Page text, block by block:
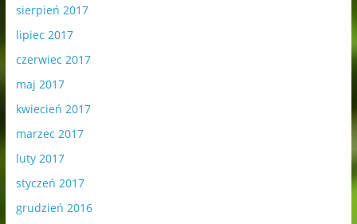
sierpień 2017
lipiec 2017
czerwiec 2017
maj 2017
kwiecień 2017
marzec 2017
luty 2017
styczeń 2017
grudzień 2016